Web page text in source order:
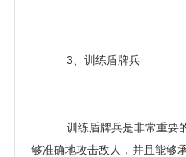
3、训练盾牌兵
训练盾牌兵是非常重要
够准确地攻击敌人，并且能够